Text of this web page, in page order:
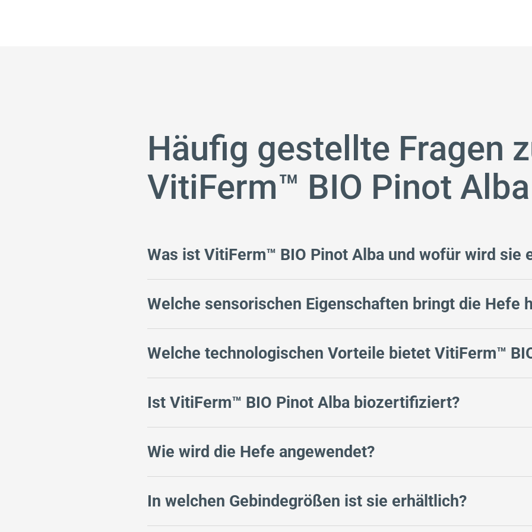
Häufig gestellte Fragen
VitiFerm™ BIO Pinot Alba
Was ist VitiFerm™ BIO Pinot Alba und wofür wird sie
Welche sensorischen Eigenschaften bringt die Hefe
Welche technologischen Vorteile bietet VitiFerm™
Ist VitiFerm™ BIO Pinot Alba biozertifiziert?
Wie wird die Hefe angewendet?
In welchen Gebindegrößen ist sie erhältlich?